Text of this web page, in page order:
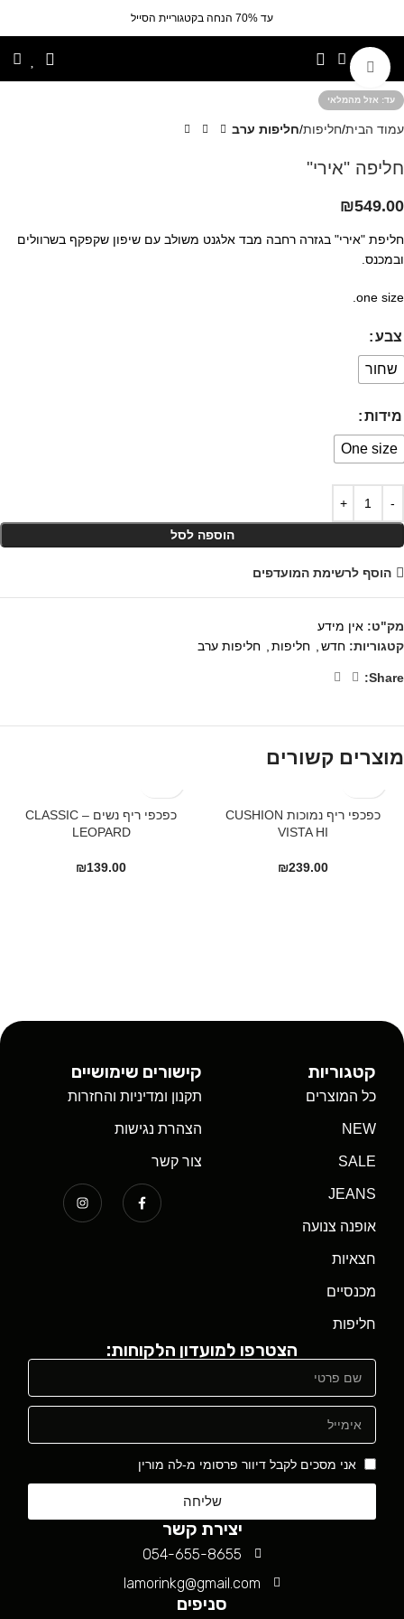
עד 70% הנחה בקטגוריית הסייל
אזל מהמלאי
לחצי להגדלה
עמוד הבית חליפות חליפות ערב
חליפה "אירי"
₪549.00
חליפת "אירי" בגזרה רחבה מבד אלגנט משולב עם שיפון שקפקף בשרוולים
ובמכנס.
one size.
צבע
שחור
מידות
One size
הוספה לסל
הוסף לרשימת המועדפים
מק"ט: אין מידע
קטגוריות: חדש חליפות חליפות ערב
Share:
מוצרים קשורים
כפכפי ריף נמוכות CUSHION
VISTA HI
₪239.00
כפכפי ריף נשים – CLASSIC
LEOPARD
₪139.00
קטגוריות
כל המוצרים
NEW
SALE
JEANS
אופנה צנועה
חצאיות
מכנסיים
חליפות
קישורים שימושיים
תקנון ומדיניות והחזרות
הצהרת נגישות
צור קשר
הצטרפו למועדון הלקוחות:
אני מסכים לקבל דיוור פרסומי מ-לה מורין
שליחה
יצירת קשר
054-655-8655
lamorinkg@gmail.com
סניפים